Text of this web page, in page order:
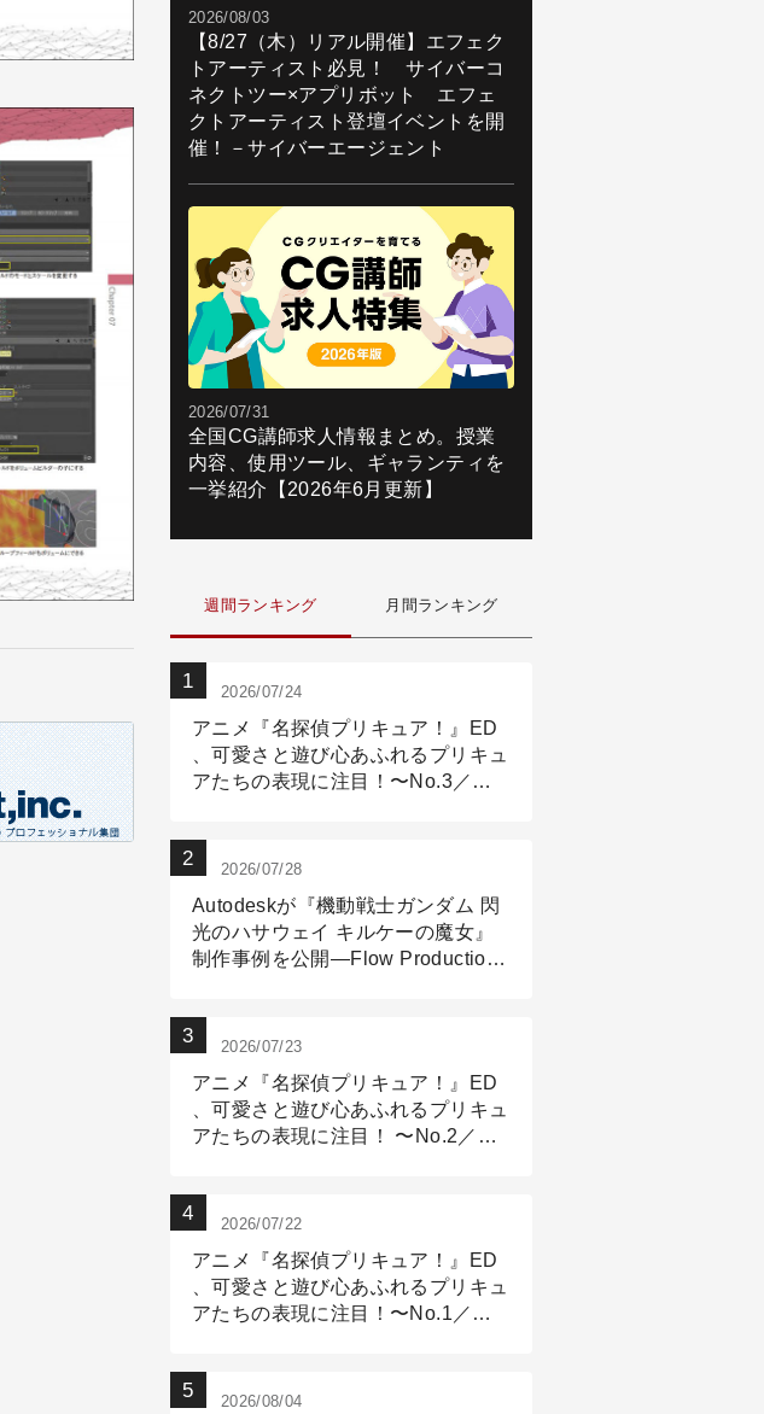
2026/08/03
【8/27（木）リアル開催】エフェク
トアーティスト必見！ サイバーコ
ネクトツー×アプリボット エフェ
クトアーティスト登壇イベントを開
催！－サイバーエージェント
2026/07/31
全国CG講師求人情報まとめ。授業
内容、使用ツール、ギャランティを
一挙紹介【2026年6月更新】
週間ランキング 月間ランキング
2026/07/24
アニメ『名探偵プリキュア！』ED
、可愛さと遊び心あふれるプリキュ
アたちの表現に注目！〜No.3／ア
2026/07/28
Autodeskが『機動戦士ガンダム 閃
光のハサウェイ キルケーの魔女』
制作事例を公開―Flow Production
2026/07/23
アニメ『名探偵プリキュア！』ED
、可愛さと遊び心あふれるプリキュ
アたちの表現に注目！ 〜No.2／モ
2026/07/22
アニメ『名探偵プリキュア！』ED
、可愛さと遊び心あふれるプリキュ
アたちの表現に注目！〜No.1／演
2026/08/04